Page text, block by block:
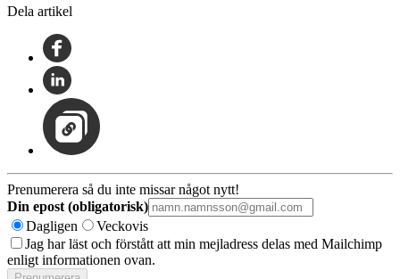
Dela artikel
Prenumerera så du inte missar något nytt!
Din epost (obligatorisk)
Dagligen
Veckovis
Jag har läst och förstått att min mejladress delas med Mailchimp
enligt informationen ovan.